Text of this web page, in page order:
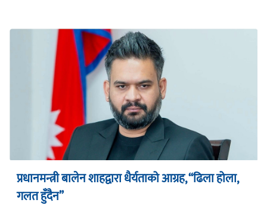
प्रधानमन्त्री बालेन शाहद्वारा धैर्यताको आग्रह, “ढिला होला,
गलत हुँदैन”